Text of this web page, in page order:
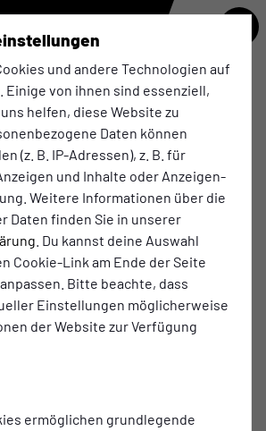
und andere Technologien auf
Einige von ihnen sind essenziell,
helfen, diese Website zu
Daten können
(z. B. IP-Adressen), z. B. für
und Inhalte oder Anzeigen-
Weitere Informationen über die
Daten finden Sie in unserer
. Du kannst deine Auswahl
Cookie-Link am Ende der Seite
Bitte beachte, dass
Einstellungen möglicherweise
der Website zur Verfügung
ermöglichen grundlegende